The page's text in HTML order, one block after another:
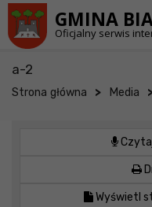
GMINA
Oficjalny serwis
a-2
Strona główna > Media
Wyświetl